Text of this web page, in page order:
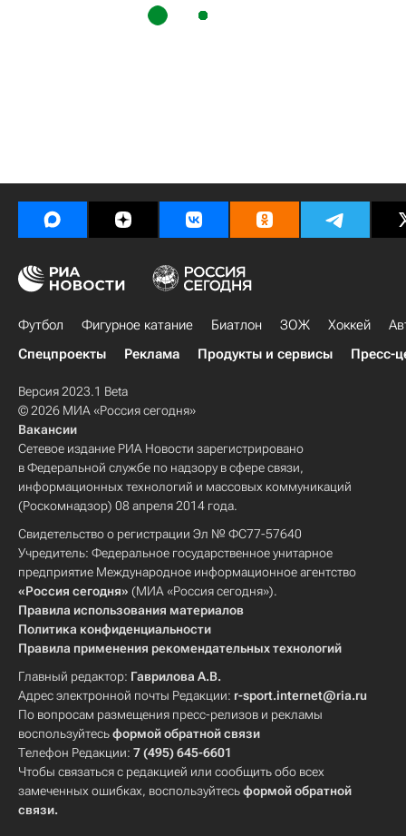
Футбол Фигурное катание Биатлон ЗОЖ Хоккей
Спецпроекты
Реклама Продукты и сервисы Пресс-
Версия 2023.1 Beta
© 2026 МИА «Россия сегодня»
Вакансии
Сетевое издание РИА Новости зарегистрировано
в Федеральной службе по надзору в сфере связи,
информационных технологий и массовых коммуникаций
(Роскомнадзор) 08 апреля 2014 года.
Свидетельство о регистрации Эл № ФС77-57640
Учредитель: Федеральное государственное унитарное
предприятие Международное информационное агентство
«Россия сегодня» (МИА «Россия сегодня»).
Правила использования материалов
Политика конфиденциальности
Правила применения рекомендательных технологий
Главный редактор: Гаврилова А.В.
Адрес электронной почты Редакции: r-sport.internet@ria.ru
По вопросам размещения пресс-релизов и рекламы
воспользуйтесьформой обратной связи
Телефон Редакции: 7 (495) 645-6601
Чтобы связаться с редакцией или сообщить обо всех
замеченных ошибках, воспользуйтесьформой обратной
связи.